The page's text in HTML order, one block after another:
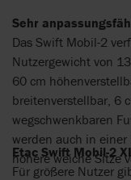
Sehr
Das Swift Mobil-2
Nutzergewicht von
60 cm
breitenverstellbar, 6
wegschwenkbaren
werden auch in einer
höhere weiche Sitze
Etac Swift Mobil-2
Für größere Nutzer